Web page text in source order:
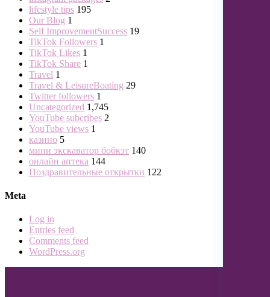
lifestyle tips 195
Our Blog 1
Self ImprovementSuccess 19
TikTok Followers 1
TikTok Likes 1
TikTok Share 1
Travel 1
Travel & LeisureBoating 29
Twitter followers 1
Uncategorized 1,745
YouTube subcribes 2
YouTube views 1
казино 5
мини экскаватор бобкэт 140
онлайн аптека 144
Поздравительные открытки 122
Meta
Log in
Entries feed
Comments feed
WordPress.org